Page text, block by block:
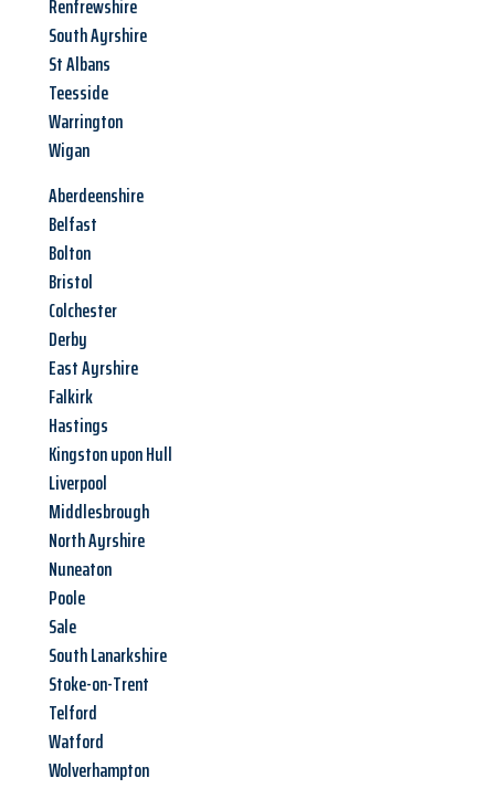
Renfrewshire
South Ayrshire
St Albans
Teesside
Warrington
Wigan
Aberdeenshire
Belfast
Bolton
Bristol
Colchester
Derby
East Ayrshire
Falkirk
Hastings
Kingston upon Hull
Liverpool
Middlesbrough
North Ayrshire
Nuneaton
Poole
Sale
South Lanarkshire
Stoke-on-Trent
Telford
Watford
Wolverhampton